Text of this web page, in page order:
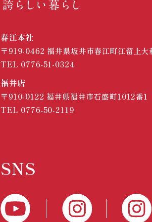
春江本社
〒919-0462福井県坂井市春江町江留上
TEL 0776-51-0324
福井店
〒910-0122福井県福井市石盛町1012番1
TEL 0776-50-2119
SNS